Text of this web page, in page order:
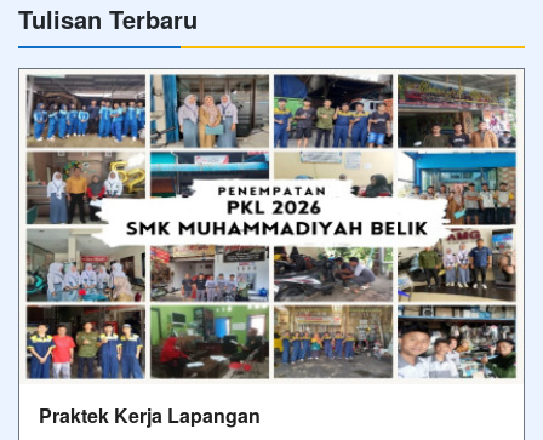
Tulisan Terbaru
Praktek Kerja Lapangan